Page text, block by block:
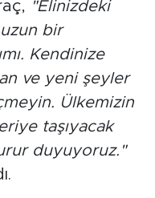
"Elinizdeki
bir
Kendinize
ve yeni şeyler
Ülkemizin
taşıyacak
duyuyoruz."